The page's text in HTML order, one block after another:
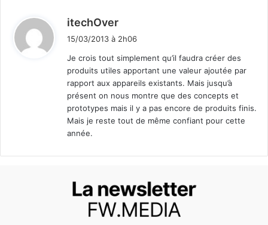
itechOver
:
15/03/2013 à 2h06
Je crois tout simplement qu’il faudra créer des
produits utiles apportant une valeur ajoutée par
rapport aux appareils existants. Mais jusqu’à
présent on nous montre que des concepts et
prototypes mais il y a pas encore de produits finis.
Mais je reste tout de même confiant pour cette
année.